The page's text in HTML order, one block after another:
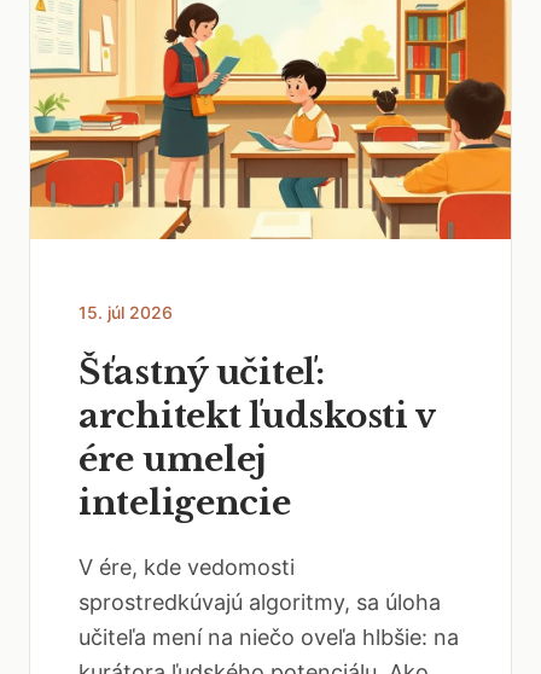
15. júl 2026
Šťastný učiteľ:
architekt ľudskosti v
ére umelej
inteligencie
V ére, kde vedomosti
sprostredkúvajú algoritmy, sa úloha
učiteľa mení na niečo oveľa hlbšie: na